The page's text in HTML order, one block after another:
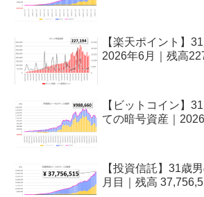
【楽天ポイント】
2026年6月｜残高
【ビットコイン】
ての暗号資産｜
【投資信託】31歳
月目｜残高